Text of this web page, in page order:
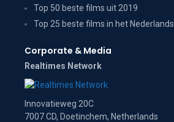
Top 50 beste films uit 2019
Top 25 beste films in het Nederlands
Corporate & Media
Realtimes Network
Innovatieweg 20C
7007 CD, Doetinchem, Netherlands